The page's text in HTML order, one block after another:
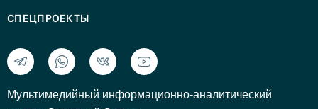
СПЕЦПРОЕКТЫ
Mультимедийный информационно-аналитический